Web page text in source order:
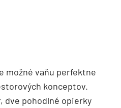
možné vaňu perfektne
konceptov.
dve pohodlné opierky